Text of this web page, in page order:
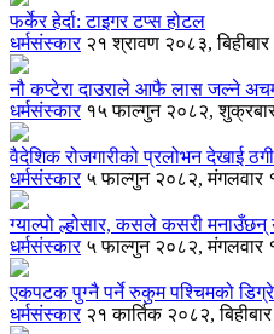
फर्केर हेर्दा: टाइगर टप्स होटल
धर्मसंस्कार २१ श्रावण २०८३,
नौ कप्टेरा दाउराले आफै लास जल्ने
धर्मसंस्कार १५ फाल्गुन २०८२,
वैदेशिक रोजगारीको प्रलोभन देखाई
धर्मसंस्कार ५ फाल्गुन २०८२, मंगलवार
ग्याल्पो ल्होसार, कसले कसरी मनाउँछन्
धर्मसंस्कार ५ फाल्गुन २०८२, मंगलवार
एकपटक पुग्‍नै पर्ने रुकुम पश्चिमको डिग्रे
धर्मसंस्कार २१ कार्तिक २०८२,